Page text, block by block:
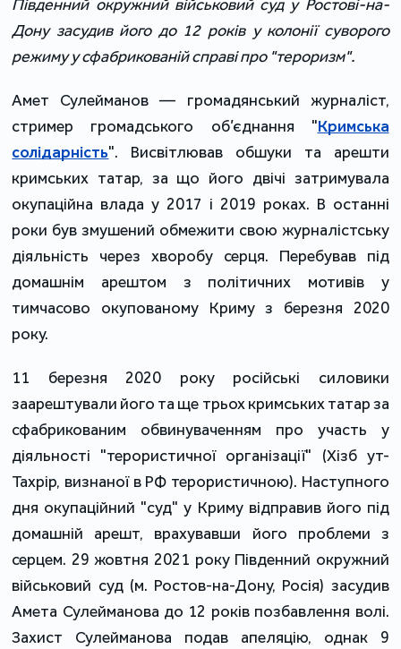
Південний окружний військовий суд у Ростові-на-
Дону засудив його до 12 років у колонії суворого
режиму у сфабрикованій справі про "тероризм".
Амет Сулейманов — громадянський журналіст,
стример громадського об’єднання "Кримська
солідарність". Висвітлював обшуки та арешти
кримських татар, за що його двічі затримувала
окупаційна влада у 2017 і 2019 роках. В останні
роки був змушений обмежити свою журналістську
діяльність через хворобу серця. Перебував під
домашнім арештом з політичних мотивів у
тимчасово окупованому Криму з березня 2020
року.
11 березня 2020 року російські силовики
заарештували його та ще трьох кримських татар за
сфабрикованим обвинуваченням про участь у
діяльності "терористичної організації" (Хізб ут-
Тахрір, визнаної в РФ терористичною). Наступного
дня окупаційний "суд" у Криму відправив його під
домашній арешт, врахувавши його проблеми з
серцем. 29 жовтня 2021 року Південний окружний
військовий суд (м. Ростов-на-Дону, Росія) засудив
Амета Сулейманова до 12 років позбавлення волі.
Захист Сулейманова подав апеляцію, однак 9